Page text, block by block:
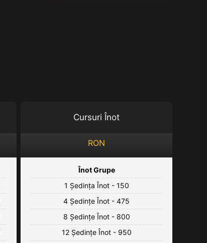
Cursuri Înot
RON
Înot Grupe
1 Ședința Înot - 150
4 Ședințe Înot - 475
8 Ședințe Înot - 800
12 Ședințe Înot - 950